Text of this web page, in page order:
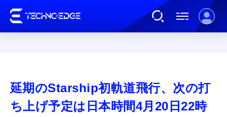
AI
延期のStarship初軌道飛行、次の打
ち上げ予定は日本時間4月20日22時